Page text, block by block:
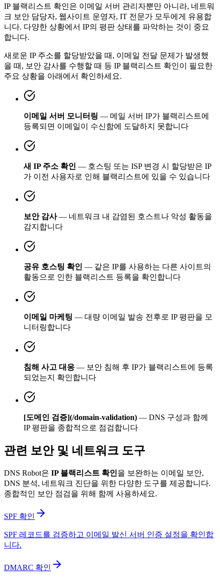
IP 블랙리스트 확인은 이메일 서버 관리자뿐만 아니라, 네트워
크 보안 담당자, 웹사이트 운영자, IT 전문가 모두에게 유용합
니다. 다양한 상황에서 IP의 평판 상태를 파악하는 것이 중요
합니다.
새로운 IP 주소를 할당받았을 때, 이메일 전달 문제가 발생했
을 때, 보안 감사를 수행할 때 등 IP 블랙리스트 확인이 필요한
주요 상황을 아래에서 확인하세요.
이메일 서버 모니터링 — 메일 서버 IP가 블랙리스트에
등록되면 이메일이 수신함에 도달하지 못합니다
새 IP 주소 확인 — 호스팅 또는 ISP 변경 시 할당받은 IP
가 이전 사용자로 인해 블랙리스트에 있을 수 있습니다
보안 감사— 네트워크 내 감염된 호스트나 악성 활동을
감지합니다
공유 호스팅 확인 — 같은 IP를 사용하는 다른 사이트의
활동으로 인한 블랙리스트 등록을 확인합니다
이메일 마케팅 — 대량 이메일 발송 전후로 IP 평판을 모
니터링합니다
침해 사고 대응 — 보안 침해 후 IP가 블랙리스트에 등록
되었는지 확인합니다
[도메인 검증](/domain-validation) — DNS 구성과 함께
IP 평판을 종합적으로 점검합니다
관련 보안 및 네트워크 도구
DNS Robot은 IP 블랙리스트 확인을 보완하는 이메일 보안,
DNS 분석, 네트워크 진단을 위한 다양한 도구를 제공합니다.
종합적인 보안 점검을 위해 함께 사용하세요.
SPF 확인
SPF 레코드를 검증하고 이메일 발신 서버 인증 설정을 확인합
니다.
DMARC 확인